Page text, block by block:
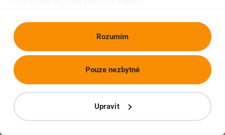
Rozumím
Upravit
Pouze nezbytné